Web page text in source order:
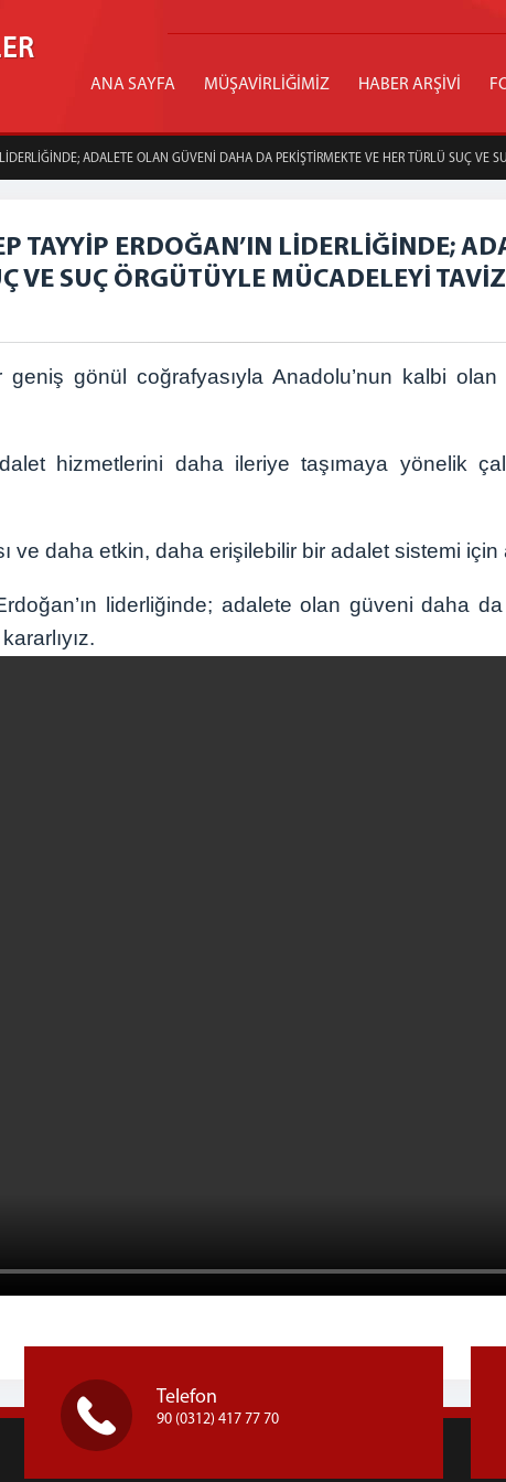
ANA SAYFA MÜŞAVİRLİĞİMİZ HABER ARŞİVİ
ADALETE OLAN GÜVENİ DAHA DA PEKİŞTİRMEKTE VE HER TÜRLÜ SUÇ VE
TAYYİP ERDOĞAN’IN LİDERLİĞİNDE;
VE SUÇ ÖRGÜTÜYLE MÜCADELEYİ
gönül coğrafyasıyla Anadolu’nun kalbi
hizmetlerini daha ileriye taşımaya yönelik
ve daha etkin, daha erişilebilir bir adalet sistemi için
liderliğinde; adalete olan güveni daha
Telefon
90 (0312) 417 77 70